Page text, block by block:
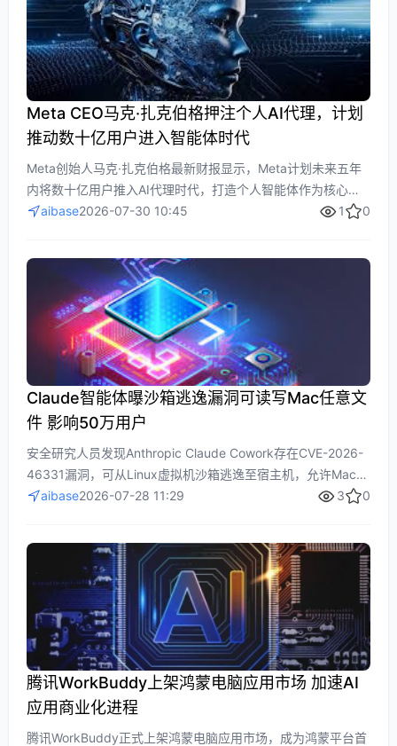
Meta CEO马克·扎克伯格押注个人AI代理，计划
推动数十亿用户进入智能体时代
Meta创始人马克·扎克伯格最新财报显示，Meta计划未来五年
内将数十亿用户推入AI代理时代，打造个人智能体作为核心产
品。Meta正围绕WhatsApp、AI基础设施和智能体展开布局，
谷歌等对手的差距。
aibase2026-07-30 10:45 1 0
Claude智能体曝沙箱逃逸漏洞可读写Mac任意文
件 影响50万用户
安全研究人员发现Anthropic Claude Cowork存在CVE-2026-
46331漏洞，可从Linux虚拟机沙箱逃逸至宿主机，允许Mac用
户任意读写文件，影响约50万用户。Anthropic虽将漏洞标记
aibase2026-07-28 11:29 3 0
腾讯WorkBuddy上架鸿蒙电脑应用市场 加速AI
应用商业化进程
腾讯WorkBuddy正式上架鸿蒙电脑应用市场，成为鸿蒙平台首